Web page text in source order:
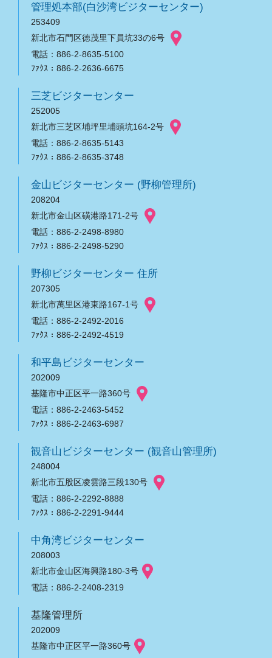
管理処本部(白沙湾ビジターセンター)
253409
新北市石門区徳茂里下員坑33の6号
電話：886-2-8635-5100
ﾌｧｸｽ：886-2-2636-6675
三芝ビジターセンター
252005
新北市三芝区埔坪里埔頭坑164-2号
電話：886-2-8635-5143
ﾌｧｸｽ：886-2-8635-3748
金山ビジターセンター (野柳管理所)
208204
新北市金山区磺港路171-2号
電話：886-2-2498-8980
ﾌｧｸｽ：886-2-2498-5290
野柳ビジターセンター 住所
207305
新北市萬里区港東路167-1号
電話：886-2-2492-2016
ﾌｧｸｽ：886-2-2492-4519
和平島ビジターセンター
202009
基隆市中正区平一路360号
電話：886-2-2463-5452
ﾌｧｸｽ：886-2-2463-6987
観音山ビジターセンター (観音山管理所)
248004
新北市五股区凌雲路三段130号
電話：886-2-2292-8888
ﾌｧｸｽ：886-2-2291-9444
中角湾ビジターセンター
208003
新北市金山区海興路180-3号
電話：886-2-2408-2319
基隆管理所
202009
基隆市中正区平一路360号